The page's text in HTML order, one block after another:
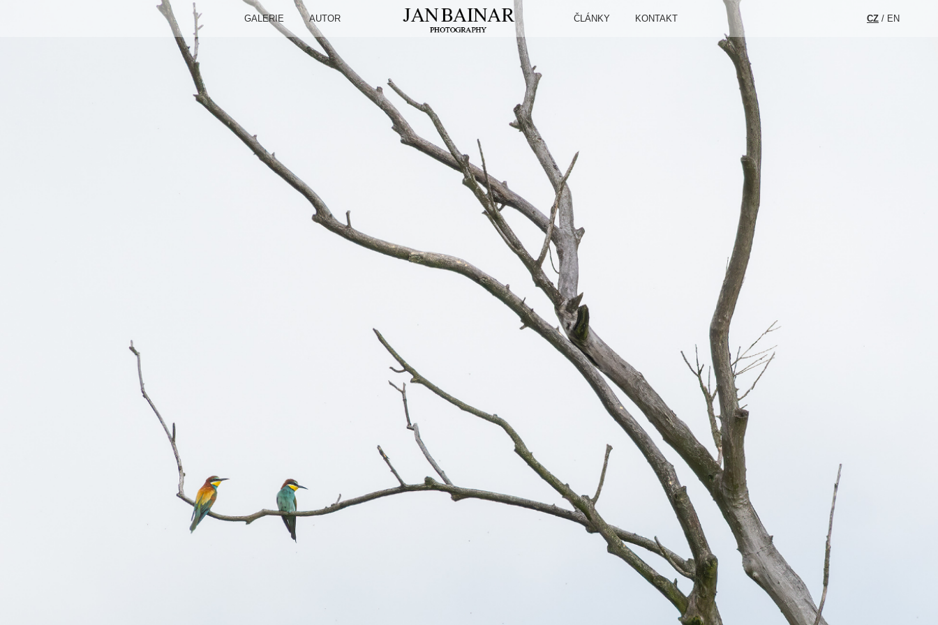
GALERIE AUTOR ČLÁNKY KONTAKT CZ / EN